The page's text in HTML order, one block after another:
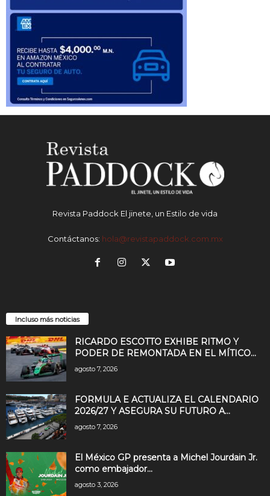
Revista Paddock El jinete, un Estilo de vida
Contáctanos: hola@revistapaddock.com.mx
Incluso más noticias
RICARDO ESCOTTO EXHIBE RITMO Y
PODER DE REMONTADA EN EL MÍTICO...
agosto 7, 2026
FORMULA E ACTUALIZA EL CALENDARIO
2026/27 Y ASEGURA SU FUTURO A...
agosto 7, 2026
El México GP presenta a Michel Jourdain Jr.
como embajador...
agosto 3, 2026